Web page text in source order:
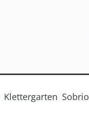
Klettergarten Sobrio